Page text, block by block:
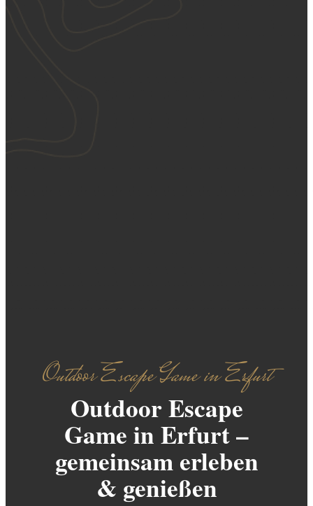
Outdoor Escape Game in Erfurt
Outdoor Escape
Game in Erfurt –
gemeinsam erleben
& genießen